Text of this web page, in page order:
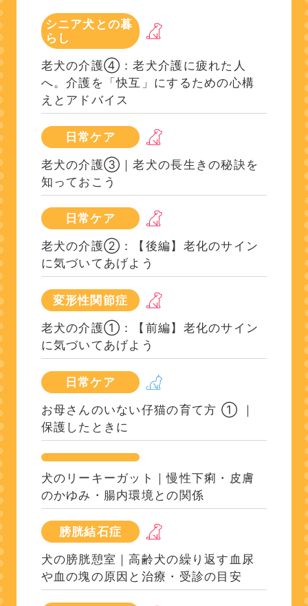
シニア犬との暮
らし
老犬の介護④：老犬介護に疲れた人
へ。介護を「快互」にするための心構
えとアドバイス
日常ケア
老犬の介護③｜老犬の長生きの秘訣を
知っておこう
日常ケア
老犬の介護②：【後編】老化のサイン
に気づいてあげよう
変形性関節症
老犬の介護①：【前編】老化のサイン
に気づいてあげよう
日常ケア
お母さんのいない仔猫の育て方 ① ｜
保護したときに
犬のリーキーガット｜慢性下痢・皮膚
のかゆみ・腸内環境との関係
膀胱結石症
犬の膀胱憩室｜高齢犬の繰り返す血尿
や血の塊の原因と治療・受診の目安